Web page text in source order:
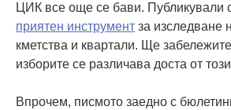
ЦИК все още се бави. Публикували
приятен инструмент за изследване
кметства и квартали. Ще
изборите се различава доста от
Впрочем, писмото заедно с